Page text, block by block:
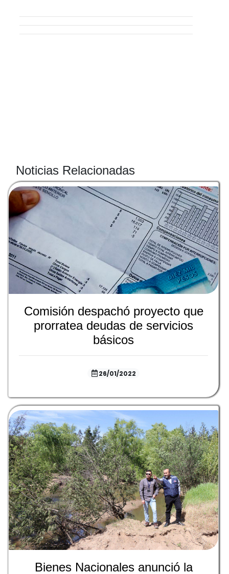
Noticias Relacionadas
Comisión despachó proyecto que
prorratea deudas de servicios
básicos
26/01/2022
Bienes Nacionales anunció la